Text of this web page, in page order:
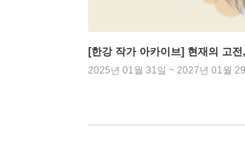
[한강 작가 아카이브] 현재의 고
2025년 01월 31일 ~ 2027년 01월